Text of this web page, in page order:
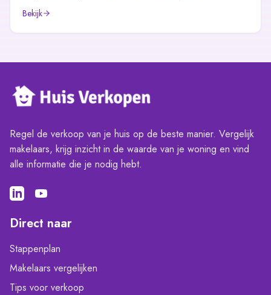
Bekijk
Regel de verkoop van je huis op de beste manier. Vergelijk
makelaars, krijg inzicht in de waarde van je woning en vind
alle informatie die je nodig hebt.
Direct naar
Stappenplan
Makelaars vergelijken
Tips voor verkoop